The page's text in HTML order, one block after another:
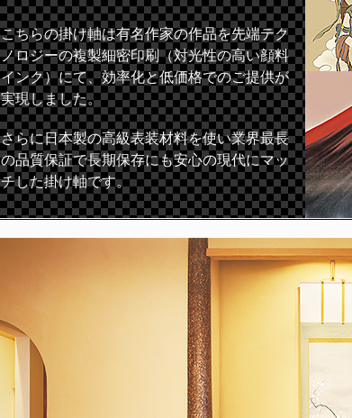
こちらの掛け軸は有名作家の作品を先端テク
ノロジーの複製細密印刷（対光性の高い顔料
インク）にて、効率化と低価格でのご提供が
実現しました。
さらに日本製の高級表装材料を使い業界最長
の品質保証で長期保存にも安心の現代にマッ
チした掛け軸です。